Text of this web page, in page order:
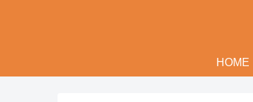
HOME